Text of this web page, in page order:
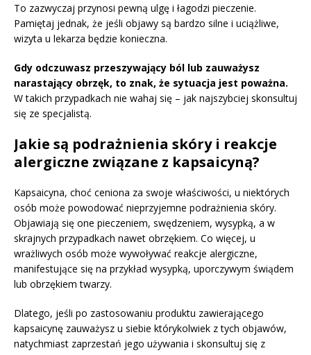
To zazwyczaj przynosi pewną ulgę i łagodzi pieczenie.
Pamiętaj jednak, że jeśli objawy są bardzo silne i uciążliwe,
wizyta u lekarza będzie konieczna.
Gdy odczuwasz przeszywający ból lub zauważysz
narastający obrzęk, to znak, że sytuacja jest poważna.
W takich przypadkach nie wahaj się – jak najszybciej skonsultuj
się ze specjalistą.
Jakie są podrażnienia skóry i reakcje
alergiczne związane z kapsaicyną?
Kapsaicyna, choć ceniona za swoje właściwości, u niektórych
osób może powodować nieprzyjemne podrażnienia skóry.
Objawiają się one pieczeniem, swędzeniem, wysypką, a w
skrajnych przypadkach nawet obrzękiem. Co więcej, u
wrażliwych osób może wywoływać reakcje alergiczne,
manifestujące się na przykład wysypką, uporczywym świądem
lub obrzękiem twarzy.
Dlatego, jeśli po zastosowaniu produktu zawierającego
kapsaicynę zauważysz u siebie którykolwiek z tych objawów,
natychmiast zaprzestań jego używania i skonsultuj się z